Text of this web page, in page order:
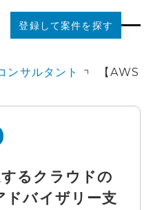
登録して案件を探す
ンサルタント
るクラウドの
ドバイザリー支